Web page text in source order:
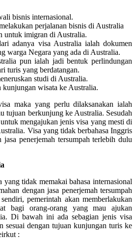
bisnis internasional.
perjalanan bisnis di Australia
untuk imigran di Australia.
adanya visa Australia ialah dokumen
warga Negara yang ada di Australia.
pun ialah jadi bentuk perlindungan
turis yang berdatangan.
studi di Australia.
kunjungan wisata ke Australia.
maka yang perlu dilaksanakan ialah
tujuan berkunjung ke Australia. Sesudah
mengajukan jenis visa yang mesti di
Visa yang tidak berbahasa Inggris
penerjemah tersumpah terlebih dulu
yang tidak memakai bahasa internasional
dengan jasa penerjemah tersumpah
pemerintah akan memberlakukan
bagi orang-orang yang mau ajukan
Di bawah ini ada sebagian jenis visa
sesuai dengan tujuan kunjungan turis ke
: